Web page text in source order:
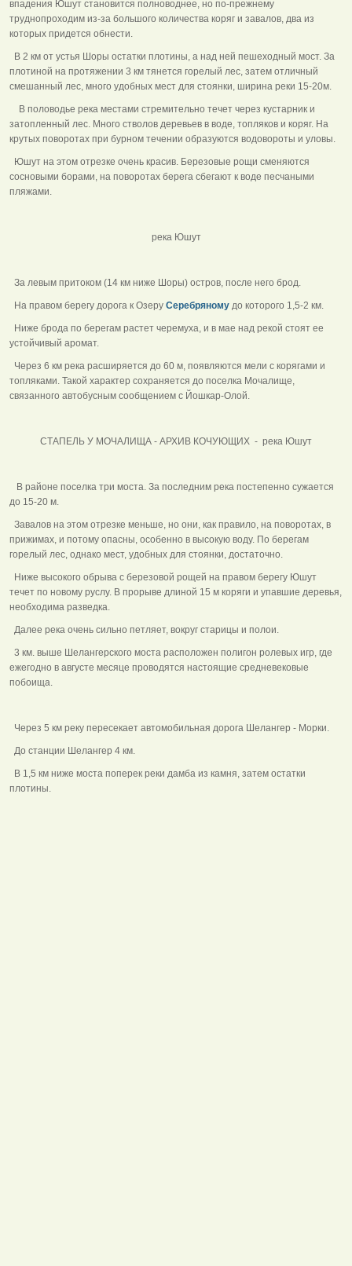
впадения Юшут становится полноводнее, но по-прежнему
труднопроходим из-за большого количества коряг и завалов, два из
которых придется обнести.
В 2 км от устья Шоры остатки плотины, а над ней пешеходный мост. За
плотиной на протяжении 3 км тянется горелый лес, затем отличный
смешанный лес, много удобных мест для стоянки, ширина реки 15-20м.
В половодье река местами стремительно течет через кустарник и
затопленный лес. Много стволов деревьев в воде, топляков и коряг. На
крутых поворотах при бурном течении образуются водовороты и уловы.
Юшут на этом отрезке очень красив. Березовые рощи сменяются
сосновыми борами, на поворотах берега сбегают к воде песчаными
пляжами.
река Юшут
За левым притоком (14 км ниже Шоры) остров, после него брод.
На правом берегу дорога к Озеру Серебряному до которого 1,5-2 км.
Ниже брода по берегам растет черемуха, и в мае над рекой стоят ее
устойчивый аромат.
Через 6 км река расширяется до 60 м, появляются мели с корягами и
топляками. Такой характер сохраняется до поселка Мочалище,
связанного автобусным сообщением с Йошкар-Олой.
СТАПЕЛЬ У МОЧАЛИЩА - АРХИВ КОЧУЮЩИХ - река Юшут
В районе поселка три моста. За последним река постепенно сужается
до 15-20 м.
Завалов на этом отрезке меньше, но они, как правило, на поворотах, в
прижимах, и потому опасны, особенно в высокую воду. По берегам
горелый лес, однако мест, удобных для стоянки, достаточно.
Ниже высокого обрыва с березовой рощей на правом берегу Юшут
течет по новому руслу. В прорыве длиной 15 м коряги и упавшие деревья,
необходима разведка.
Далее река очень сильно петляет, вокруг старицы и полои.
3 км. выше Шелангерского моста расположен полигон ролевых игр, где
ежегодно в августе месяце проводятся настоящие средневековые
побоища.
Через 5 км реку пересекает автомобильная дорога Шелангер - Морки.
До станции Шелангер 4 км.
В 1,5 км ниже моста поперек реки дамба из камня, затем остатки
плотины.